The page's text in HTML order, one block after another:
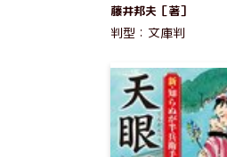
藤井邦夫［著］
判型：文庫判